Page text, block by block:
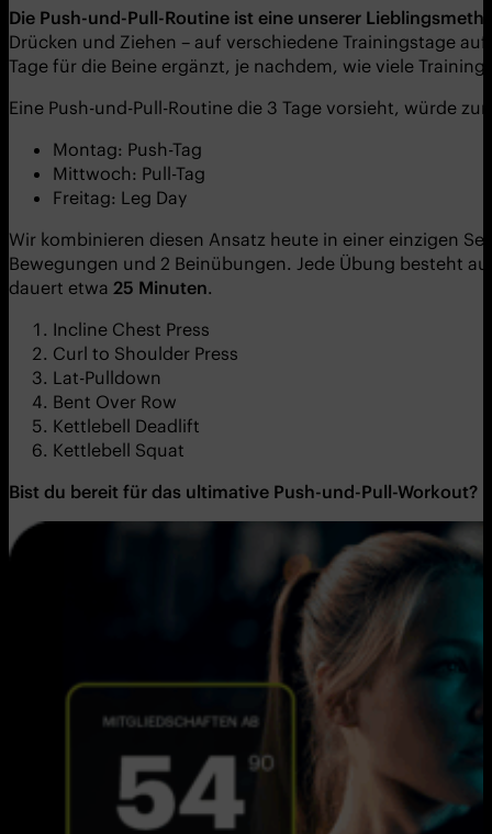
Die Push-und-Pull-Routine ist eine unserer
Drücken und Ziehen – auf verschiedene Trainingstage
Tage für die Beine ergänzt, je nachdem, wie viele
Eine Push-und-Pull-Routine die 3 Tage vorsieht, würde
Montag: Push-Tag
Mittwoch: Pull-Tag
Freitag: Leg Day
Wir kombinieren diesen Ansatz heute in einer einzigen
Bewegungen und 2 Beinübungen. Jede Übung besteht
dauert etwa 25 Minuten.
Incline Chest Press
Curl to Shoulder Press
Lat-Pulldown
Bent Over Row
Kettlebell Deadlift
Kettlebell Squat
Bist du bereit für das ultimative Push-und-Pull-Workout?